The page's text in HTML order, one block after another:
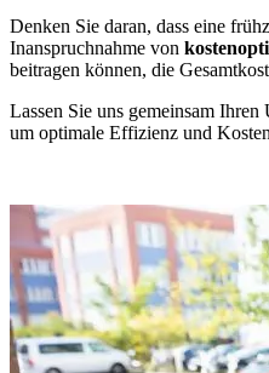
Denken Sie daran, dass eine
Inanspruchnahme von
beitragen können, die
Lassen Sie uns gemeinsam
um optimale Effizienz und